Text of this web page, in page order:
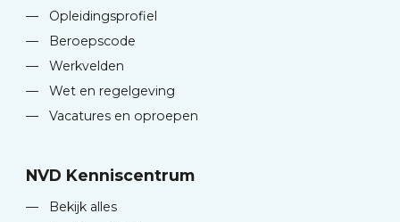
—
Opleidingsprofiel
—
Beroepscode
—
Werkvelden
—
Wet en regelgeving
—
Vacatures en oproepen
NVD Kenniscentrum
—
Bekijk alles